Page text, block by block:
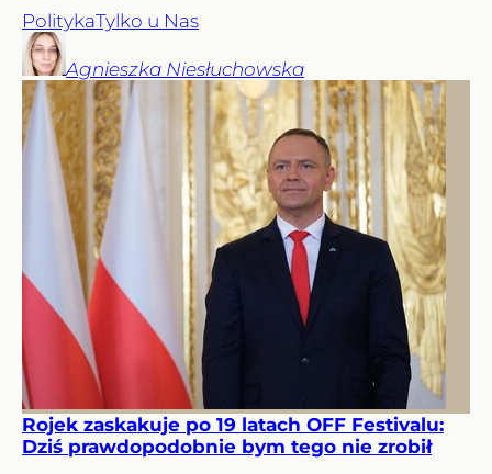
PolitykaTylko u Nas
Agnieszka Niesłuchowska
Rojek zaskakuje po 19 latach OFF Festivalu:
Dziś prawdopodobnie bym tego nie zrobił